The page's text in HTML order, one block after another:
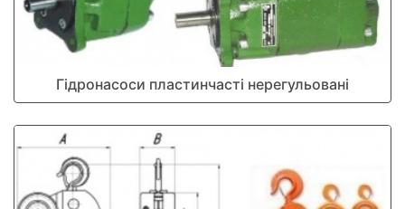
Гідронасоси пластинчасті нерегульовані